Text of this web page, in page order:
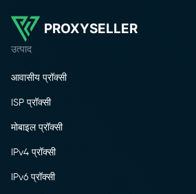
PROXYSELLER
उत्पाद
आवासीय प्रॉक्सी
ISP प्रॉक्सी
मोबाइल प्रॉक्सी
IPv4 प्रॉक्सी
IPv6 प्रॉक्सी